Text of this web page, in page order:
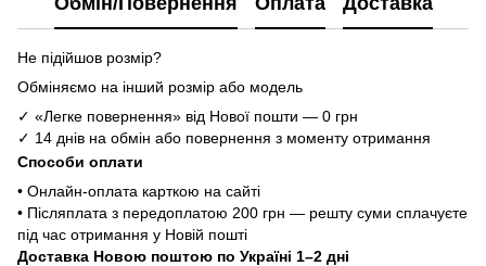
Не підійшов розмір?
Обміняємо на інший розмір або модель
✓ «Легке повернення» від Нової пошти — 0 грн
✓ 14 днів на обмін або повернення з моменту отримання
Способи оплати
• Онлайн-оплата карткою на сайті
• Післяплата з передоплатою 200 грн — решту суми сплачуєте
під час отримання у Новій пошті
Доставка Новою поштою по Україні 1–2 дні